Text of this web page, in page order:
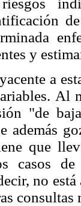
y
a
Al
"de
además
que
casos
no
consultas